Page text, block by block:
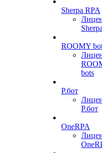
Sherpa RPA
ROOMY
bots
Р.бот
Р.бот
OneRPA